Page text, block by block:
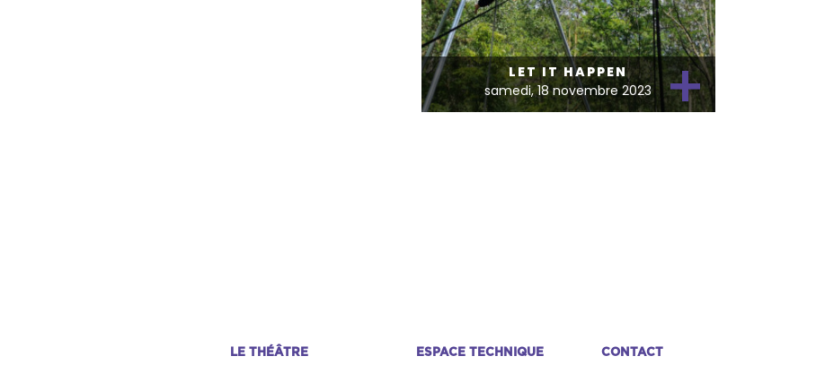
LET IT HAPPEN
samedi, 18 novembre 2023
+
LE THÉÂTRE ESPACE TECHNIQUE CONTACT